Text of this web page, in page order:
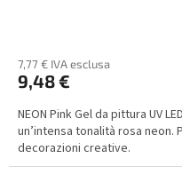
7,77 € IVA esclusa
9,48 €
NEON Pink Gel da pittura UV
un’intensa tonalità rosa
decorazioni creative.